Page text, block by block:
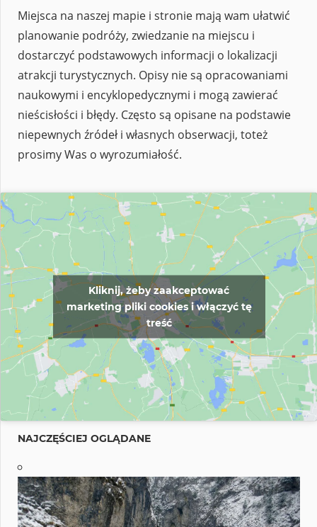
Miejsca na naszej mapie i stronie mają wam ułatwić
planowanie podróży, zwiedzanie na miejscu i
dostarczyć podstawowych informacji o lokalizacji
atrakcji turystycznych. Opisy nie są opracowaniami
naukowymi i encyklopedycznymi i mogą zawierać
nieścisłości i błędy. Często są opisane na podstawie
niepewnych źródeł i własnych obserwacji, toteż
prosimy Was o wyrozumiałość.
Kliknij, żeby zaakceptować
marketing pliki cookies i włączyć tę
treść
NAJCZĘŚCIEJ OGLĄDANE